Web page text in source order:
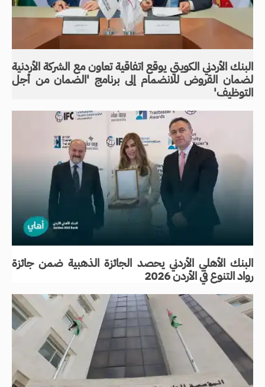
البنك الأردني الكويتي يوقع اتفاقية تعاون مع الشركة الأردنية
لضمان القروض للانضمام إلى برنامج 'الضمان من أجل
التوظيف'
البنك الأهلي الأردني يحصد الجائزة الذهبية ضمن جائزة
رواد التنوع في الأردن 2026